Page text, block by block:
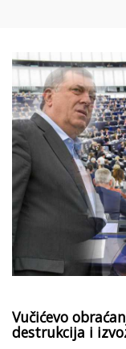
Vučićevo
destrukcija i